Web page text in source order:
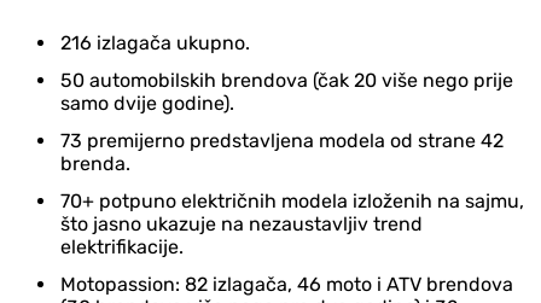
216 izlagača ukupno.
50 automobilskih brendova (čak 20 više nego prije
samo dvije godine).
73 premijerno predstavljena modela od strane 42
brenda.
70+ potpuno električnih modela izloženih na sajmu,
što jasno ukazuje na nezaustavljiv trend
elektrifikacije.
Motopassion: 82 izlagača, 46 moto i ATV brendova